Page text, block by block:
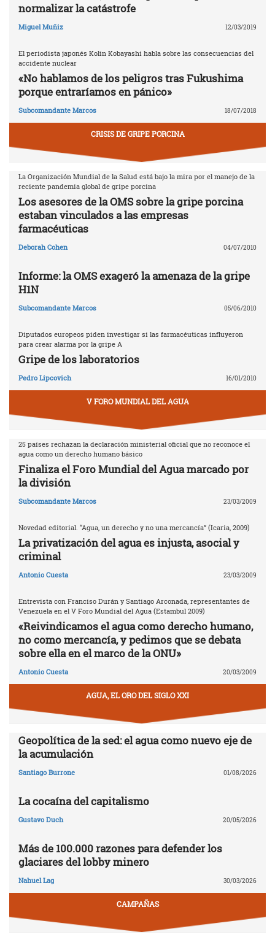
normalizar la catástrofe
Miguel Muñiz 12/03/2019
El periodista japonés Kolin Kobayashi habla sobre las consecuencias del
accidente nuclear
«No hablamos de los peligros tras Fukushima
porque entraríamos en pánico»
Subcomandante Marcos 18/07/2018
CRISIS DE GRIPE PORCINA
La Organización Mundial de la Salud está bajo la mira por el manejo de la
reciente pandemia global de gripe porcina
Los asesores de la OMS sobre la gripe porcina
estaban vinculados a las empresas
farmacéuticas
Deborah Cohen 04/07/2010
Informe: la OMS exageró la amenaza de la gripe
H1N
Subcomandante Marcos 05/06/2010
Diputados europeos piden investigar si las farmacéuticas influyeron
para crear alarma por la gripe A
Gripe de los laboratorios
Pedro Lipcovich 16/01/2010
V FORO MUNDIAL DEL AGUA
25 países rechazan la declaración ministerial oficial que no reconoce el
agua como un derecho humano básico
Finaliza el Foro Mundial del Agua marcado por
la división
Subcomandante Marcos 23/03/2009
Novedad editorial. “Agua, un derecho y no una mercancía” (Icaria, 2009)
La privatización del agua es injusta, asocial y
criminal
Antonio Cuesta 23/03/2009
Entrevista con Franciso Durán y Santiago Arconada, representantes de
Venezuela en el V Foro Mundial del Agua (Estambul 2009)
«Reivindicamos el agua como derecho humano,
no como mercancía, y pedimos que se debata
sobre ella en el marco de la ONU»
Antonio Cuesta 20/03/2009
AGUA, EL ORO DEL SIGLO XXI
Geopolítica de la sed: el agua como nuevo eje de
la acumulación
Santiago Burrone 01/08/2026
La cocaína del capitalismo
Gustavo Duch 20/05/2026
Más de 100.000 razones para defender los
glaciares del lobby minero
Nahuel Lag 30/03/2026
CAMPAÑAS